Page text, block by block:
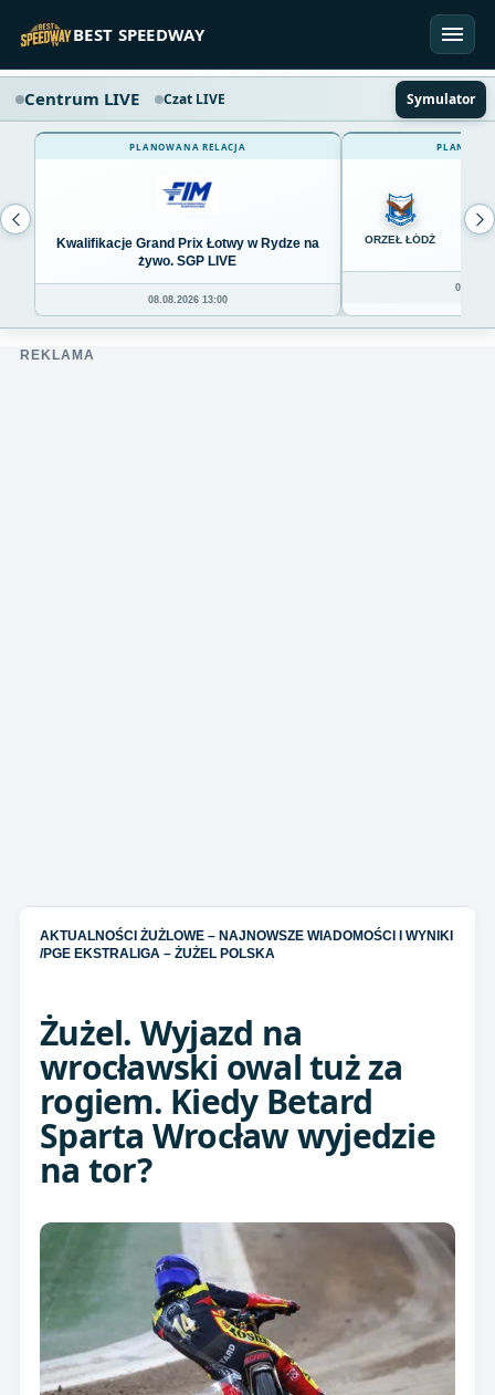
BEST SPEEDWAY
Centrum LIVE Czat LIVE Symulator
PLANOWANA RELACJA
Kwalifikacje Grand Prix Łotwy w Rydze na
żywo. SGP LIVE
08.08.2026 13:00
ORZEŁ ŁÓDŹ
0
REKLAMA
AKTUALNOŚCI ŻUŻLOWE – NAJNOWSZE WIADOMOŚCI I WYNIKI
/PGE EKSTRALIGA – ŻUŻEL POLSKA
Żużel. Wyjazd na
wrocławski owal tuż za
rogiem. Kiedy Betard
Sparta Wrocław wyjedzie
na tor?